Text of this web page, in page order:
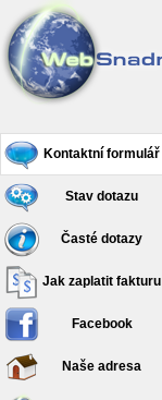
Kontaktní formulář
Stav dotazu
Časté dotazy
Jak zaplatit fakturu
Facebook
Naše adresa